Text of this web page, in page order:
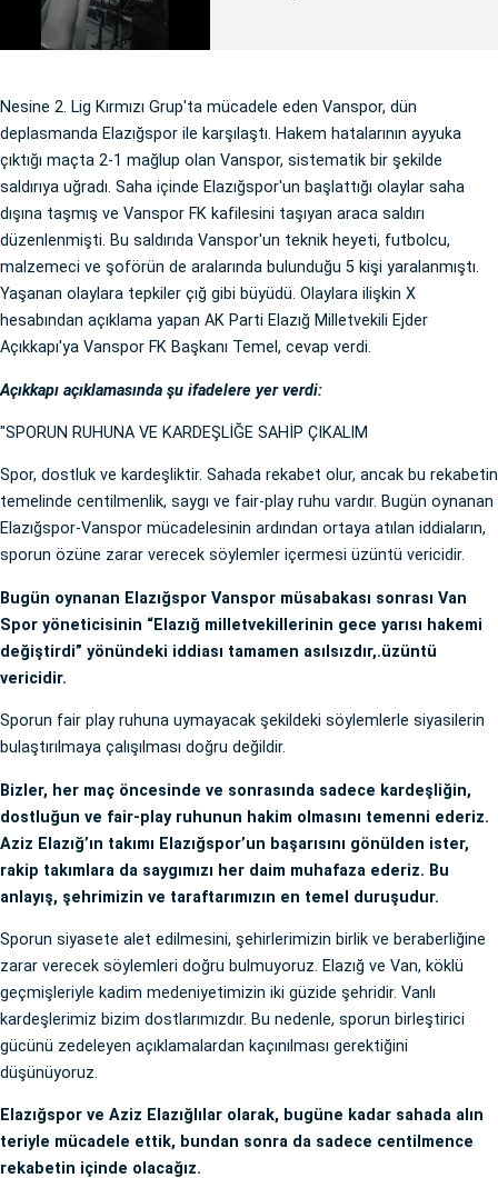
Nesine 2. Lig Kırmızı Grup'ta mücadele eden Vanspor, dün
deplasmanda Elazığspor ile karşılaştı. Hakem hatalarının ayyuka
çıktığı maçta 2-1 mağlup olan Vanspor, sistematik bir şekilde
saldırıya uğradı. Saha içinde Elazığspor'un başlattığı olaylar saha
dışına taşmış ve Vanspor FK kafilesini taşıyan araca saldırı
düzenlenmişti. Bu saldırıda Vanspor'un teknik heyeti, futbolcu,
malzemeci ve şoförün de aralarında bulunduğu 5 kişi yaralanmıştı.
Yaşanan olaylara tepkiler çığ gibi büyüdü. Olaylara ilişkin X
hesabından açıklama yapan AK Parti Elazığ Milletvekili Ejder
Açıkkapı'ya Vanspor FK Başkanı Temel, cevap verdi.
Açıkkapı açıklamasında şu ifadelere yer verdi:
"SPORUN RUHUNA VE KARDEŞLİĞE SAHİP ÇIKALIM
Spor, dostluk ve kardeşliktir. Sahada rekabet olur, ancak bu rekabetin
temelinde centilmenlik, saygı ve fair-play ruhu vardır. Bugün oynanan
Elazığspor-Vanspor mücadelesinin ardından ortaya atılan iddiaların,
sporun özüne zarar verecek söylemler içermesi üzüntü vericidir.
Bugün oynanan Elazığspor Vanspor müsabakası sonrası Van
Spor yöneticisinin “Elazığ milletvekillerinin gece yarısı hakemi
değiştirdi” yönündeki iddiası tamamen asılsızdır,.üzüntü
vericidir.
Sporun fair play ruhuna uymayacak şekildeki söylemlerle siyasilerin
bulaştırılmaya çalışılması doğru değildir.
Bizler, her maç öncesinde ve sonrasında sadece kardeşliğin,
dostluğun ve fair-play ruhunun hakim olmasını temenni ederiz.
Aziz Elazığ’ın takımı Elazığspor’un başarısını gönülden ister,
rakip takımlara da saygımızı her daim muhafaza ederiz. Bu
anlayış, şehrimizin ve taraftarımızın en temel duruşudur.
Sporun siyasete alet edilmesini, şehirlerimizin birlik ve beraberliğine
zarar verecek söylemleri doğru bulmuyoruz. Elazığ ve Van, köklü
geçmişleriyle kadim medeniyetimizin iki güzide şehridir. Vanlı
kardeşlerimiz bizim dostlarımızdır. Bu nedenle, sporun birleştirici
gücünü zedeleyen açıklamalardan kaçınılması gerektiğini
düşünüyoruz.
Elazığspor ve Aziz Elazığlılar olarak, bugüne kadar sahada alın
teriyle mücadele ettik, bundan sonra da sadece centilmence
rekabetin içinde olacağız.